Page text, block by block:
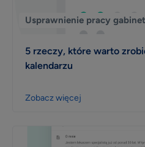
Usprawnienie pracy
5 rzeczy, które warto
kalendarzu
Zobacz więcej